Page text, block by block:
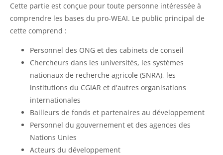
Cette partie est conçue pour toute personne intéressée à
comprendre les bases du pro-WEAI. Le public principal de
cette comprend :
Personnel des ONG et des cabinets de conseil
Chercheurs dans les universités, les systèmes
nationaux de recherche agricole (SNRA), les
institutions du CGIAR et d'autres organisations
internationales
Bailleurs de fonds et partenaires au développement
Personnel du gouvernement et des agences des
Nations Unies
Acteurs du développement